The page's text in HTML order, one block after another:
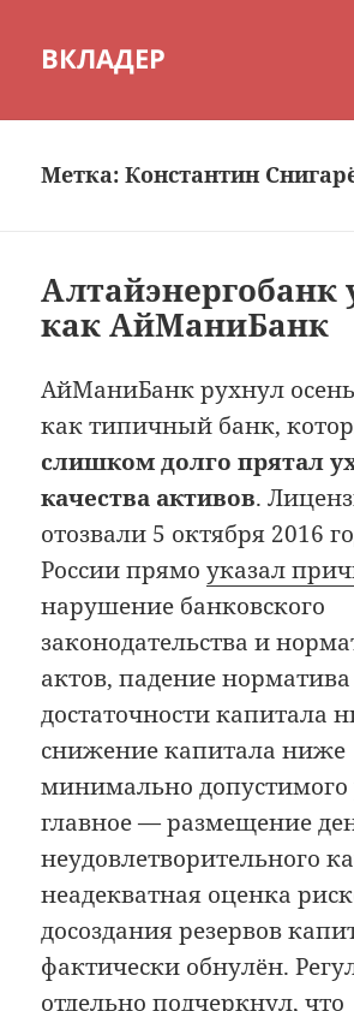
ВКЛАДЕР
Метка:Константин
Алтайэнергобанк
как АйМаниБанк
АйМаниБанк рухнул
как типичный банк,
слишком долго прятал
качества активов.
отозвали 5 октября 2016
России прямоуказал
нарушение банковского
законодательства и
актов, падение норматива
достаточности капитала
снижение капитала ниже
минимально допустимого
главное — размещение
неудовлетворительного
неадекватная оценка
досоздания резервов
фактически обнулён.
отдельно подчеркнул, что